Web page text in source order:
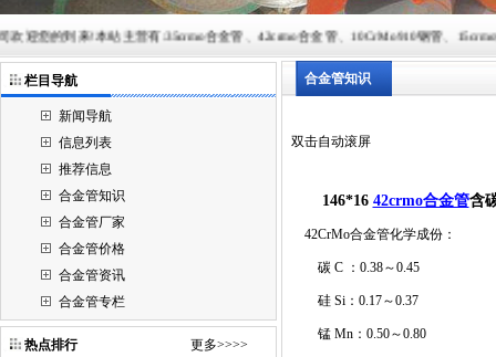
迎您的到来!本站主营有:35crmo合金管、42crmo合金管、10CrMo910钢管、
栏目导航
新闻导航
信息列表
推荐信息
合金管知识
合金管厂家
合金管价格
合金管资讯
合金管专栏
热点排行 更多>>>>
合金管知识
双击自动滚屏
146*16 42crmo合金管含
42CrMo合金管化学成份：
碳 C ：0.38～0.45
硅 Si：0.17～0.37
锰 Mn：0.50～0.80